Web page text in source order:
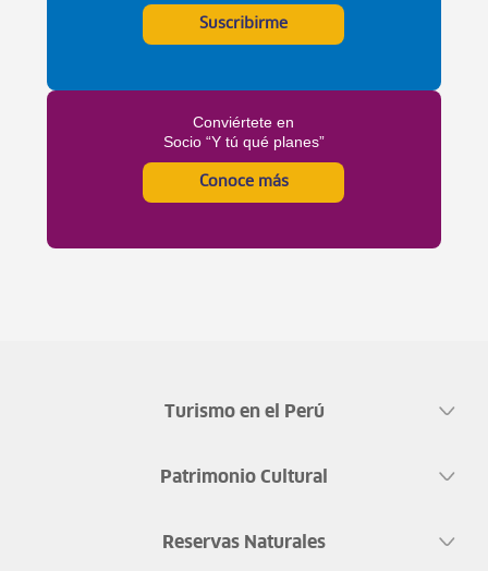
Suscribirme
Conviértete en
Socio “Y tú qué planes”
Conoce más
Turismo en el Perú
Patrimonio Cultural
Reservas Naturales